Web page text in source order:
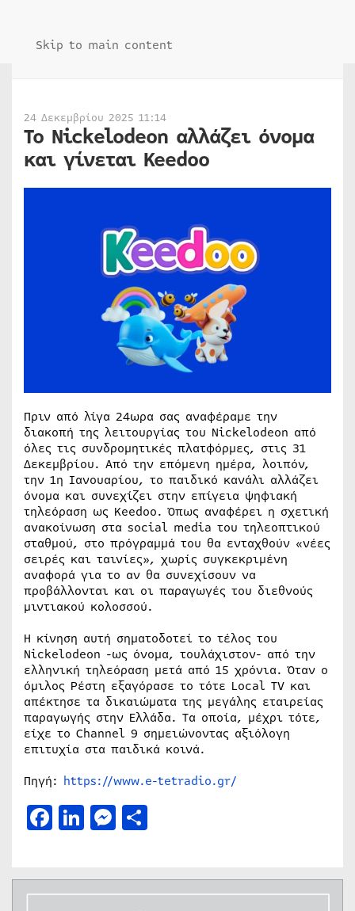
Skip to main content
24 Δεκεμβρίου 2025 11:14
Το Nickelodeon αλλάζει όνομα
και γίνεται Keedoo
Πριν από λίγα 24ωρα σας αναφέραμε την
διακοπή της λειτουργίας του Nickelodeon από
όλες τις συνδρομητικές πλατφόρμες, στις 31
Δεκεμβρίου. Από την επόμενη ημέρα, λοιπόν,
την 1η Ιανουαρίου, το παιδικό κανάλι αλλάζει
όνομα και συνεχίζει στην επίγεια ψηφιακή
τηλεόραση ως Keedoo. Όπως αναφέρει η σχετική
ανακοίνωση στα social media του τηλεοπτικού
σταθμού, στο πρόγραμμά του θα ενταχθούν «νέες
σειρές και ταινίες», χωρίς συγκεκριμένη
αναφορά για το αν θα συνεχίσουν να
προβάλλονται και οι παραγωγές του διεθνούς
μιντιακού κολοσσού.
Η κίνηση αυτή σηματοδοτεί το τέλος του
Nickelodeon -ως όνομα, τουλάχιστον- από την
ελληνική τηλεόραση μετά από 15 χρόνια. Όταν ο
όμιλος Ρέστη εξαγόρασε το τότε Local TV και
απέκτησε τα δικαιώματα της μεγάλης εταιρείας
παραγωγής στην Ελλάδα. Τα οποία, μέχρι τότε,
είχε το Channel 9 σημειώνοντας αξιόλογη
επιτυχία στα παιδικά κοινά.
Πηγή: https://www.e-tetradio.gr/
Facebook
LinkedIn
Messenger